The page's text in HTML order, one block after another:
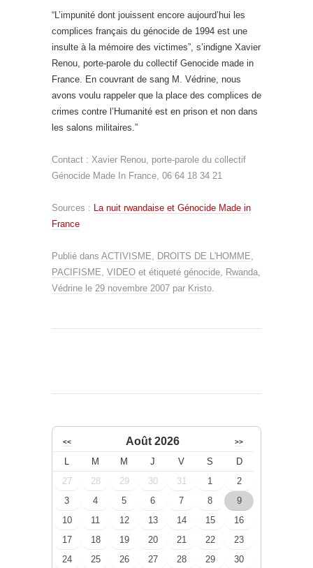
“L’impunité dont jouissent encore aujourd’hui les
complices français du génocide de 1994 est une
insulte à la mémoire des victimes”, s’indigne Xavier
Renou, porte-parole du collectif Genocide made in
France. En couvrant de sang M. Védrine, nous
avons voulu rappeler que la place des complices de
crimes contre l’Humanité est en prison et non dans
les salons militaires.”
Contact : Xavier Renou, porte-parole du collectif
Génocide Made In France, 06 64 18 34 21
Sources : La nuit rwandaise et Génocide Made in
France
Publié dans ACTIVISME DROITS DE L'HOMME
PACIFISME VIDEO et étiqueté génocide Rwanda
Védrine le 29 novembre 2007 par Kristo
<< Août 2026 >>
L M M J V S
D
27
28 29 30 31 1
2
3
4 5 6 7 8
9
10
11 12 13 14 15
16
17
18 19 20 21 22
23
24
25 26 27 28 29 30